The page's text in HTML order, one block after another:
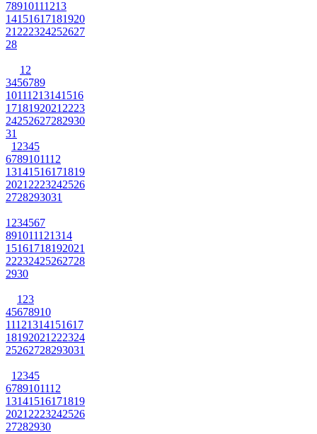
78910111213
14151617181920
21222324252627
28
12
3456789
10111213141516
17181920212223
24252627282930
31
12345
6789101112
13141516171819
20212223242526
2728293031
1234567
891011121314
15161718192021
22232425262728
2930
123
45678910
11121314151617
18192021222324
25262728293031
12345
6789101112
13141516171819
20212223242526
27282930